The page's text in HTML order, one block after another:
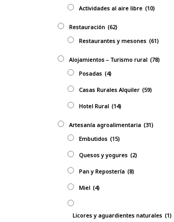
Actividades al aire libre (10)
Restauración (62)
Restaurantes y mesones (61)
Alojamientos – Turismo rural (78)
Posadas (4)
Casas Rurales Alquiler (59)
Hotel Rural (14)
Artesanía agroalimentaria (31)
Embutidos (15)
Quesos y yogures (2)
Pan y Repostería (8)
Miel (4)
Licores y aguardientes naturales (1)